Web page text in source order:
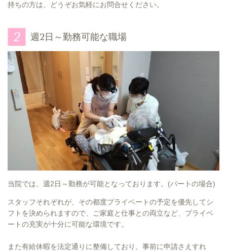
持ちの方は、どうぞお気軽にお問合せください。
週2日～勤務可能な職場
当院では、週2日～勤務が可能となっております。(パートの場合)
スタッフそれぞれが、その都度プライベートの予定を優先してシ
フトを決められますので、ご家庭と仕事との両立など、プライベ
ートの充実が十分に可能な環境です。
また有給休暇を法定通りに整備しており、事前に申請さえすれ